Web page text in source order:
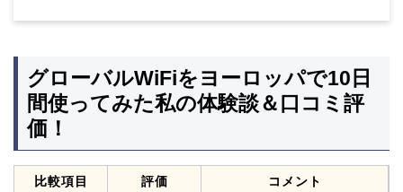
グローバルWiFiをヨーロッパで10日
間使ってみた私の体験談＆口コミ評
価！
比較項目 評価 コメント